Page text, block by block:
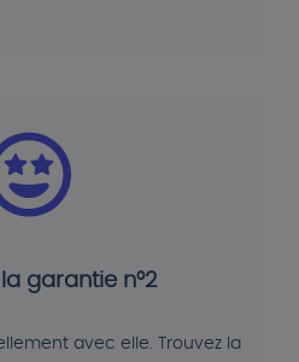
garantie n°2
avec elle. Trouvez la